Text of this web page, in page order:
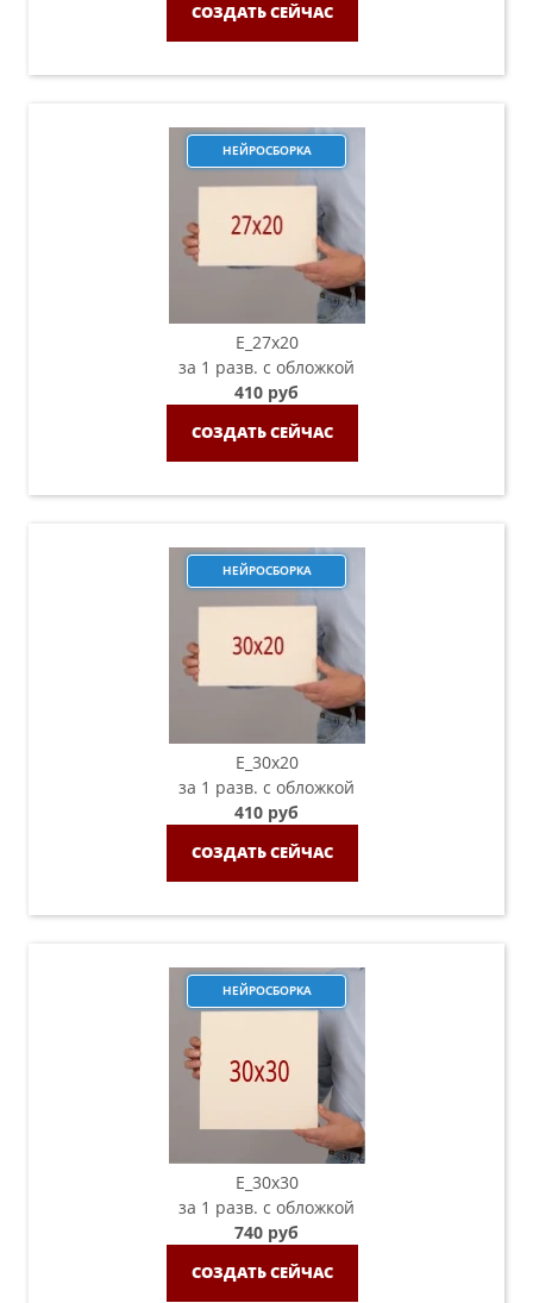
СОЗДАТЬ СЕЙЧАС
НЕЙРОСБОРКА
E_27x20
за 1 разв. с обложкой
410 руб
СОЗДАТЬ СЕЙЧАС
НЕЙРОСБОРКА
E_30x20
за 1 разв. с обложкой
410 руб
СОЗДАТЬ СЕЙЧАС
НЕЙРОСБОРКА
E_30х30
за 1 разв. с обложкой
740 руб
СОЗДАТЬ СЕЙЧАС